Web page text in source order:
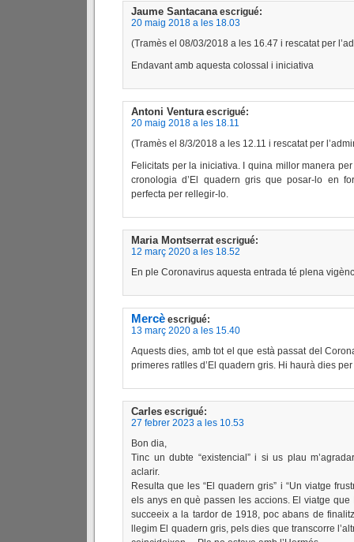
Jaume Santacana escrigué:
20 maig 2018 a les 18.03
(Tramès el 08/03/2018 a les 16.47 i rescatat per
Endavant amb aquesta colossal i iniciativa
Antoni Ventura escrigué:
20 maig 2018 a les 18.11
(Tramès el 8/3/2018 a les 12.11 i rescatat per
Felicitats per la iniciativa. I quina millor manera
cronologia d’El quadern gris que posar-lo en
perfecta per rellegir-lo.
Maria Montserrat escrigué:
12 març 2020 a les 18.52
En ple Coronavirus aquesta entrada té plena
Mercè escrigué:
13 març 2020 a les 15.40
Aquests dies, amb tot el que està passat del
primeres ratlles d’El quadern gris. Hi haurà dies
Carles escrigué:
27 febrer 2023 a les 10.53
Bon dia,
Tinc un dubte “existencial” i si us plau
aclarir.
Resulta que les “El quadern gris” i “Un viatge
els anys en què passen les accions. El viatge que
succeeix a la tardor de 1918, poc abans de
llegim El quadern gris, pels dies que transcorre